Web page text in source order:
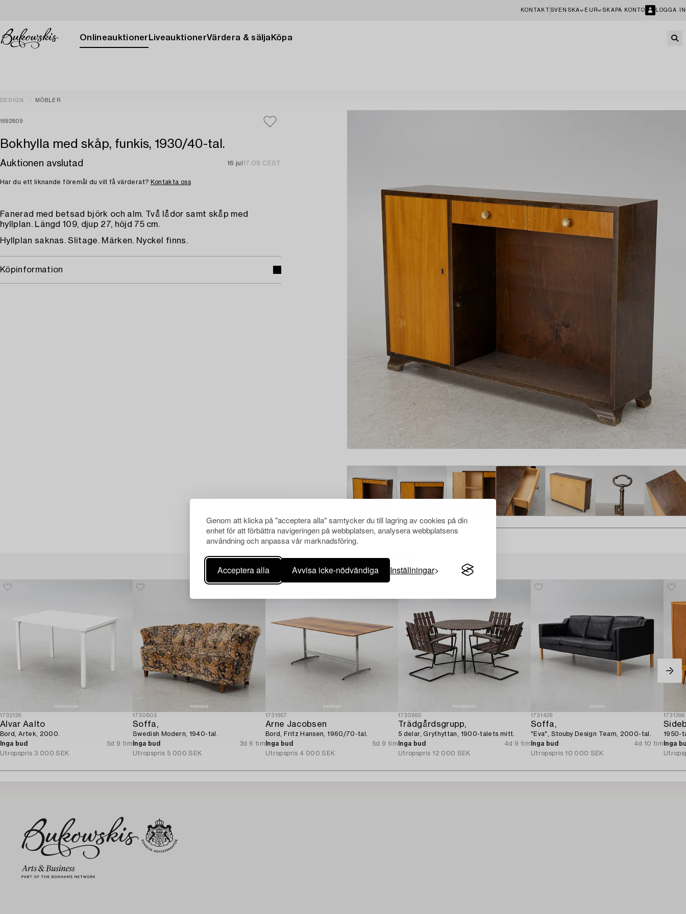
Genom att klicka på "acceptera alla" samtycker du till lagring av cookies på din
enhet för att förbättra navigeringen på webbplatsen, analysera webbplatsens
användning och anpassa vår marknadsföring.
Acceptera alla Avvisa icke-nödvändiga Inställningar
KONTAKT SVENSKA EUR SKAPA KONTO LOGGA IN
Onlineauktioner LiveauktionerVärdera & sälja Köpa
DESIGN MÖBLER
1692809
Bokhylla med skåp, funkis, 1930/40-tal.
Auktionen avslutad 16 jul 17:09 CEST
Har du ett liknande föremål du vill få värderat? Kontakta oss
Fanerad med betsad björk och alm. Två lådor samt skåp med
hyllplan. Längd 109, djup 27, höjd 75 cm.
Hyllplan saknas. Slitage. Märken. Nyckel finns.
Köpinformation
Andra har även tittat på
1732126
Alvar Aalto
Bord, Artek, 2000.
Inga bud
5d 9 tim
Utropspris 3 000 SEK
1730805
Soffa,
Swedish Modern, 1940-tal.
Inga bud
3d 6 tim
Utropspris 5 000 SEK
1731957
Arne Jacobsen
Bord, Fritz Hansen, 1960/70-tal.
Inga bud
5d 9 tim
Utropspris 4 000 SEK
1730660
Trädgårdsgrupp,
5 delar, Grythyttan, 1900-talets mitt.
Inga bud
4d 9 tim
Utropspris 12 000 SEK
1731429
Soffa,
"Eva", Stouby Design Team, 2000-tal.
Inga bud
4d 10 tim
Utropspris 10 000 SEK
1731396
1950-
Inga